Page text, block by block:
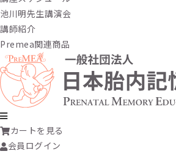
池川明先生講演会
講師紹介
Premea関連商品
カートを見る
会員ログイン